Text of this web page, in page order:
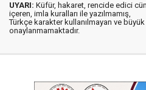
UYARI: Küfür, hakaret, rencide edici
içeren, imla kuralları ile yazılmamış,
Türkçe karakter kullanılmayan ve
onaylanmamaktadır.